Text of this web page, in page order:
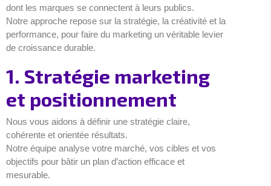
dont les marques se connectent à leurs publics.
Notre approche repose sur la stratégie, la créativité et la
performance, pour faire du marketing un véritable levier
de croissance durable.
1. Stratégie marketing
et positionnement
Nous vous aidons à définir une stratégie claire,
cohérente et orientée résultats.
Notre équipe analyse votre marché, vos cibles et vos
objectifs pour bâtir un plan d’action efficace et
mesurable.